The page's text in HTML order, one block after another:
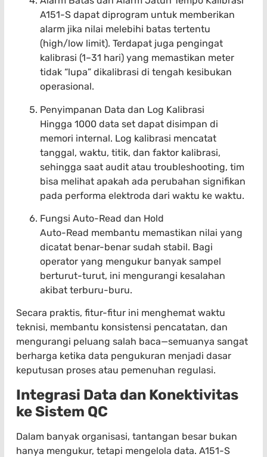
A151-S dapat diprogram untuk memberikan
alarm jika nilai melebihi batas tertentu
(high/low limit). Terdapat juga pengingat
kalibrasi (1–31 hari) yang memastikan meter
tidak “lupa” dikalibrasi di tengah kesibukan
operasional.
Penyimpanan Data dan Log Kalibrasi
Hingga 1000 data set dapat disimpan di
memori internal. Log kalibrasi mencatat
tanggal, waktu, titik, dan faktor kalibrasi,
sehingga saat audit atau troubleshooting, tim
bisa melihat apakah ada perubahan signifikan
pada performa elektroda dari waktu ke waktu.
Fungsi Auto-Read dan Hold
Auto-Read membantu memastikan nilai yang
dicatat benar-benar sudah stabil. Bagi
operator yang mengukur banyak sampel
berturut-turut, ini mengurangi kesalahan
akibat terburu-buru.
Secara praktis, fitur-fitur ini menghemat waktu
teknisi, membantu konsistensi pencatatan, dan
mengurangi peluang salah baca—semuanya sangat
berharga ketika data pengukuran menjadi dasar
keputusan proses atau pemenuhan regulasi.
Integrasi Data dan Konektivitas
ke Sistem QC
Dalam banyak organisasi, tantangan besar bukan
hanya mengukur, tetapi mengelola data. A151-S